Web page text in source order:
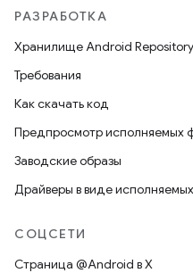
РАЗРАБОТКА
Хранилище Android Repository
Требования
Как скачать код
Предпросмотр исполняемых
Заводские образы
Драйверы в виде
СОЦСЕТИ
Страница @Android в X